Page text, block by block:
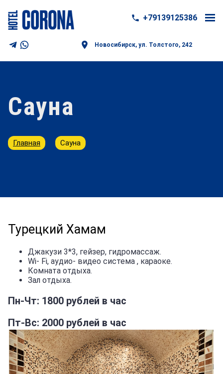
+79139125386
Новосибирск, ул. Толстого, 242
Сауна
Главная Сауна
Турецкий Хамам
Джакузи 3*3, гейзер, гидромассаж.
Wi- Fi, аудио- видео система , караоке.
Комната отдыха.
Зал отдыха.
Пн-Чт: 1800 рублей в час
Пт-Вс: 2000 рублей в час